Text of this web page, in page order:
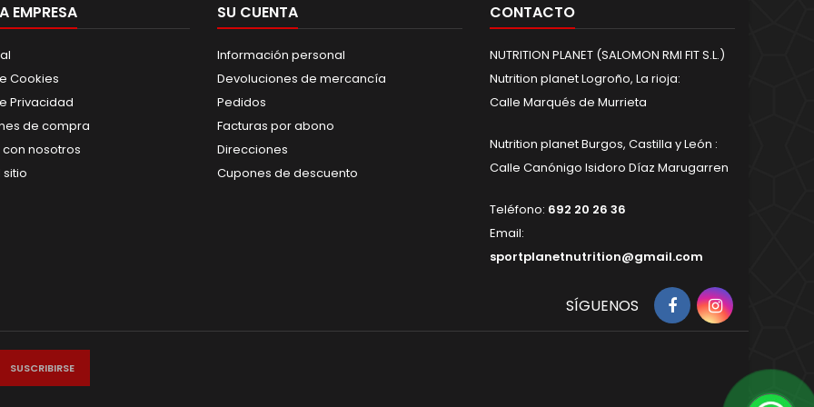
EMPRESA
Cookies
Privacidad
de compra
nosotros
SU CUENTA
Información personal
Devoluciones de mercancía
Pedidos
Facturas por abono
Direcciones
Cupones de descuento
CONTACTO
NUTRITION PLANET (SALOMON RMI FIT S.L.)
Nutrition planet Logroño, La rioja:
Calle Marqués de Murrieta
Nutrition planet Burgos, Castilla y León :
Calle Canónigo Isidoro Díaz Marugarren
Teléfono: 692 20 26 36
Email:
sportplanetnutrition@gmail.com
SÍGUENOS